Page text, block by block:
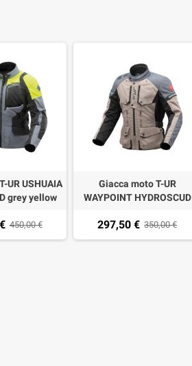
UR USHUAIA
grey yellow
450,00 €
Giacca moto T-UR
WAYPOINT HYDROSCUD
297,50 € 350,00 €